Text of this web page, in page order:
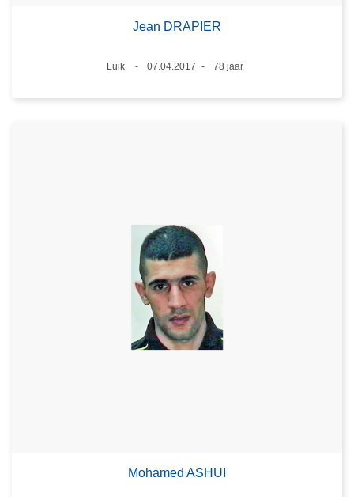
Jean DRAPIER
Plaats
Luik
07.04.2017
78 jaar
Mohamed ASHUI